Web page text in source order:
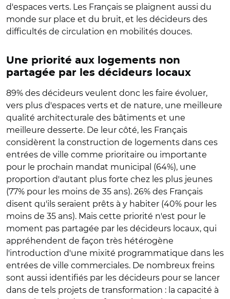
d'espaces verts. Les Français se plaignent aussi du
monde sur place et du bruit, et les décideurs des
difficultés de circulation en mobilités douces.
Une priorité aux logements non
partagée par les décideurs locaux
89% des décideurs veulent donc les faire évoluer,
vers plus d'espaces verts et de nature, une meilleure
qualité architecturale des bâtiments et une
meilleure desserte. De leur côté, les Français
considèrent la construction de logements dans ces
entrées de ville comme prioritaire ou importante
pour le prochain mandat municipal (64%), une
proportion d'autant plus forte chez les plus jeunes
(77% pour les moins de 35 ans). 26% des Français
disent qu'ils seraient prêts à y habiter (40% pour les
moins de 35 ans). Mais cette priorité n'est pour le
moment pas partagée par les décideurs locaux, qui
appréhendent de façon très hétérogène
l'introduction d'une mixité programmatique dans les
entrées de ville commerciales. De nombreux freins
sont aussi identifiés par les décideurs pour se lancer
dans de tels projets de transformation : la capacité à